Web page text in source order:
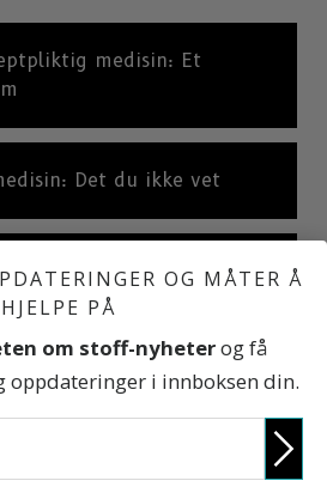
medisin: Et
Det du ikke vet
opiater og morfin
OG MÅTER Å
HJELPE PÅ
om stoff-nyheterog få
oppdateringer i innboksen din.